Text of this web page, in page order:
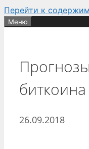
Перейти к
Меню
биткоина
26.09.2018